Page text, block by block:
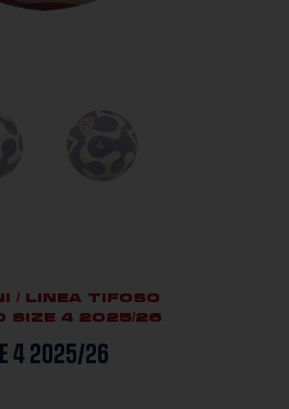
/ LINEA TIFOSO
SIZE 4 2025/26
4 2025/26